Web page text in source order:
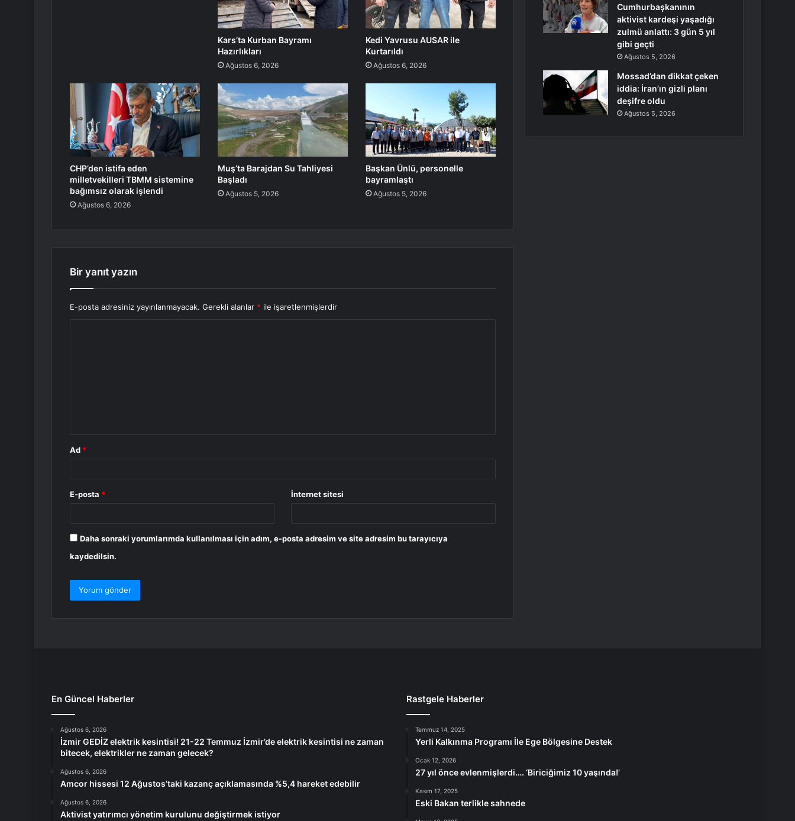
Kars’ta Kurban Bayramı
Hazırlıkları
Ağustos 6, 2026
Kedi Yavrusu AUSAR ile
Kurtarıldı
Ağustos 6, 2026
CHP’den istifa eden
milletvekilleri TBMM sistemine
bağımsız olarak işlendi
Ağustos 6, 2026
Muş’ta Barajdan Su Tahliyesi
Başladı
Ağustos 5, 2026
Başkan Ünlü, personelle
bayramlaştı
Ağustos 5, 2026
Bir yanıt yazın
E-posta adresiniz yayınlanmayacak. Gerekli alanlar * ile işaretlenmişlerdir
Ad *
E-posta * İnternet sitesi
Daha sonraki yorumlarımda kullanılması için adım, e-posta adresim ve site adresim bu tarayıcıya
kaydedilsin.
Cumhurbaşkanının
aktivist kardeşi yaşadığı
zulmü anlattı: 3 gün 5 yıl
gibi geçti
Ağustos 5, 2026
Mossad’dan dikkat çeken
iddia: İran’ın gizli planı
deşifre oldu
Ağustos 5, 2026
En Güncel Haberler
Ağustos 6, 2026
İzmir GEDİZ elektrik kesintisi! 21-22 Temmuz İzmir’de elektrik kesintisi ne zaman
bitecek, elektrikler ne zaman gelecek?
Ağustos 6, 2026
Amcor hissesi 12 Ağustos’taki kazanç açıklamasında %5,4 hareket edebilir
Ağustos 6, 2026
Aktivist yatırımcı yönetim kurulunu değiştirmek istiyor
Rastgele Haberler
Temmuz 14, 2025
Yerli Kalkınma Programı İle Ege Bölgesine Destek
Ocak 12, 2026
27 yıl önce evlenmişlerdi…. ‘Biriciğimiz 10 yaşında!’
Kasım 17, 2025
Eski Bakan terlikle sahnede